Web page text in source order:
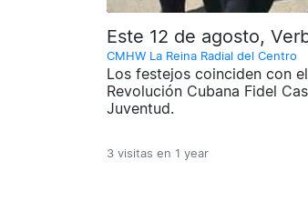
Este 12 de agosto,
CMHW La Reina Radial del Centro
Los festejos coinciden con
Revolución Cubana Fidel
Juventud.
3 visitas en 1 year